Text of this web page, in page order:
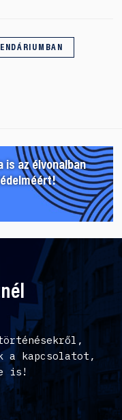
is az élvonalban
kapcsolatot,
is!